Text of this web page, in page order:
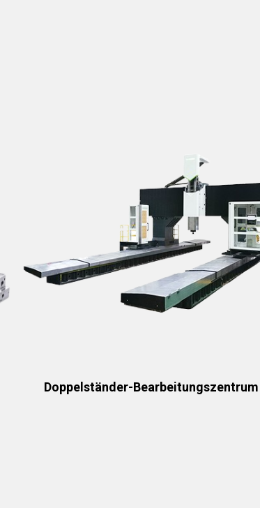
Doppelständer-Bearbeitungszentrum